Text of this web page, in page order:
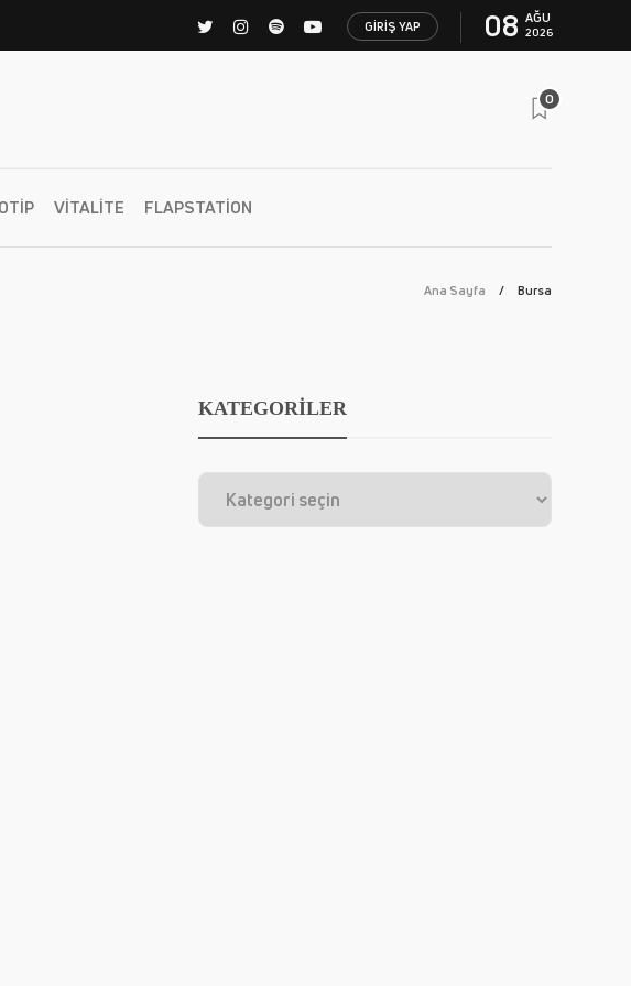
GIRIŞ YAP 08 AĞU
2026
0
VITALITE FLAPSTATION
Ana Sayfa Bursa
KATEGORİLER